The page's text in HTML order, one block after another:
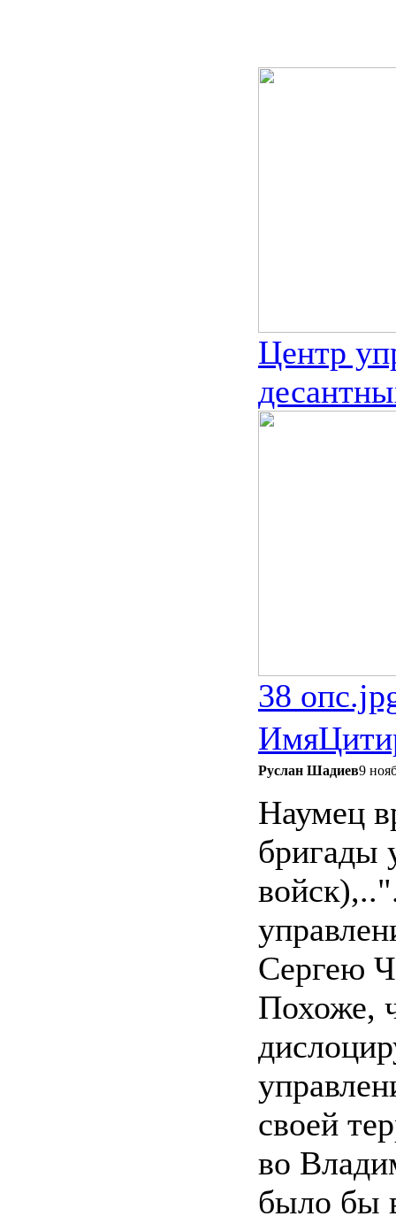
Центр
38
Имя
Руслан Шадиев9
Наумец
бригады
Сергею
Похоже,
своей
во
было бы